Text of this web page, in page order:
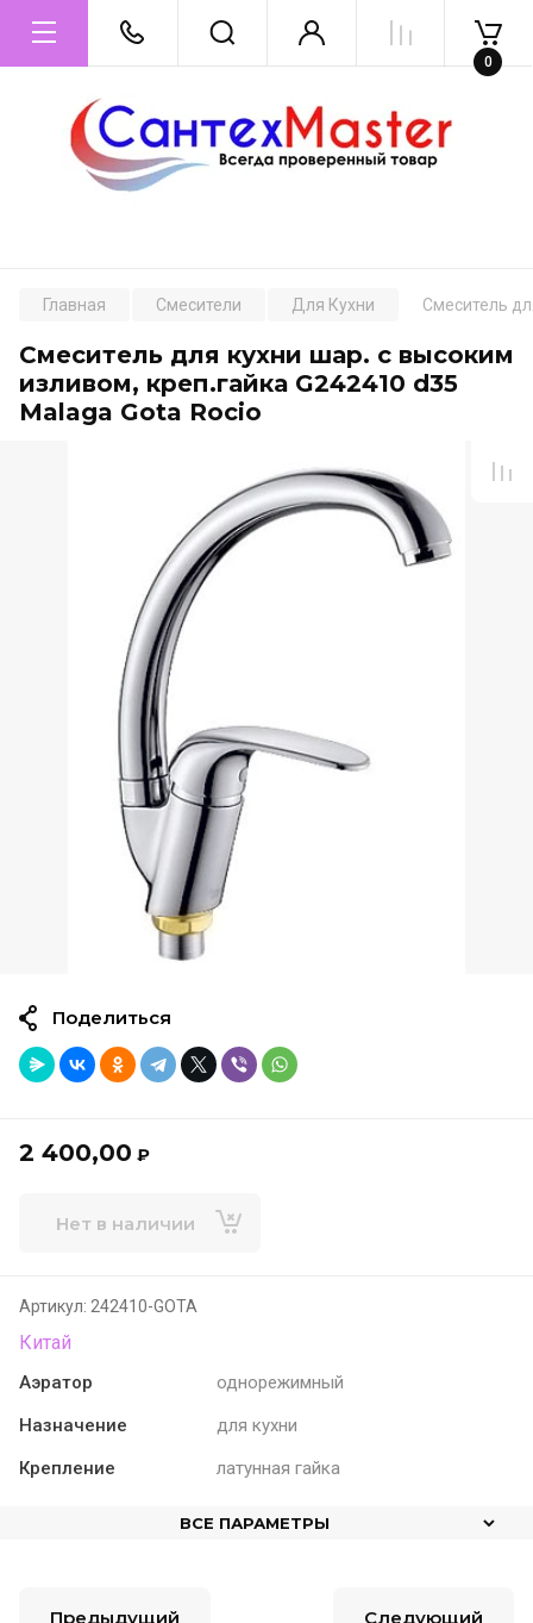
0
Главная Смесители Для Кухни Смеситель
Смеситель для кухни шар. с высоким
изливом, креп.гайка G242410 d35
Malaga Gota Rocio
2 400,00 ₽
Нет в наличии
Артикул: 242410-GOTA
Китай
Аэратор
однорежимный
Назначение
для кухни
Крепление
латунная гайка
ВСЕ ПАРАМЕТРЫ
Поделиться
Предыдущий Следующий